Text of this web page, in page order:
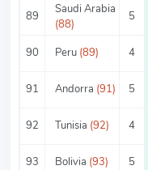
89
Saudi Arabia
(88)
5
90 Peru (89) 4
91 Andorra (91) 5
92 Tunisia (92) 4
93 Bolivia (93) 5